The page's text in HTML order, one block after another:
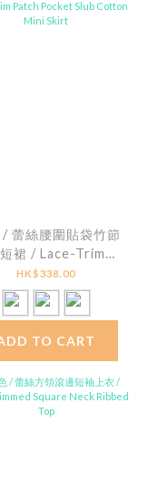
/ 蕾絲腰圍貼袋竹節
裙 / Lace-Trim
Pocket Slub
Mini Skirt
HK$338.00
TO CART